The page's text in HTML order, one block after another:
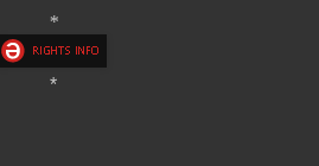
*
*